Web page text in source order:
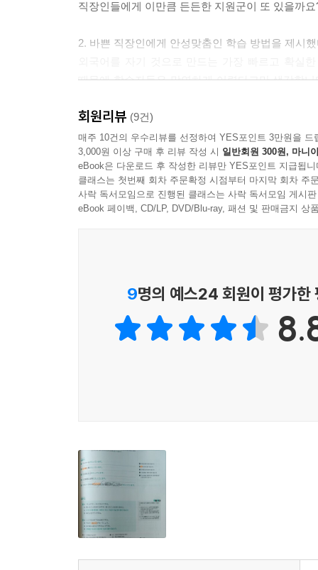
034 今はできませんが～ 지금은 안 되지만 ~ | 일
Unit 05 전화 걸기 패턴
037 ～はいらっしゃいますか。 ~은(는) 계신가요
038 ～ことでお電話しました。 ~때문에 전화드렸
039 恐れ入りますが～ 죄송하지만 ~ | 미안함 전하
040 お手?ですが～ 번거로우시겠지만 ~ | 귀찮은
041 ～はいつごろになりますか。 ~은(는) 언제쯤
042 ～についてお聞きしたいですが。 ~에 대해
047 ～について何かご存じですか。 ~에 대해서
048 大?申し上げにくいですが～ 대단히 말씀드
049 ～とお?えください。 ~(이)라고 전해 주세요.
054 あいにくですが～ 공교롭게도 ~ | 부재 알
055 差し支えなければ～ 만약 폐가 되지 않는다면
056 ～なら大丈夫です。 ~(이)라면 괜찮습니다. |
057 ～におつなぎします。 ~(으)로(에게) 연결해
058 私からは答えかねますので～ 제가 답변하기
059 ～がかかりそうです。 ~이(가) 걸릴(들) 것 같
060 念のために～ 혹시 몰라서 ~ | 만일에 대비하기
직장인들에게 이만큼 든든한 지원군이 또 있을까요
2. 바쁜 직장인에게 안성맞춤인 학습 방법을 제시
때문에 학습자들은 막연하게 어렵다고만 생각합
싶은 비즈니스 표현을 만들 수 있습니다.
학습 방법도 막강합니다. 오로지 책만 파고 들 시
소책자를 제공합니다. 책 전체 내용은 일본어를
공부할 때, 소책자로 공부할 때 필요한 mp3를
공부할 시간을 빼기 어렵다면 출퇴근 시간에 알뜰
회원리뷰 (9건)
매주 10건의 우수리뷰를 선정하여 YES포인트 3만원을 드
3,000원 이상 구매 후 리뷰 작성 시 일반회원 300원, 마니
eBook은 다운로드 후 작성한 리뷰만 YES포인트 지급됩니
클래스는 첫번째 회차 주문확정 시점부터 마지막 회차 주
사락 독서모임으로 진행된 클래스는 사락 독서모임 게시
eBook 페이백, CD/LP, DVD/Blu-ray, 패션 및 판매금지 상
9명의 예스24 회원이 평가한